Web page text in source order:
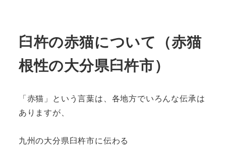
臼杵の赤猫について（赤猫
根性の大分県臼杵市）
「赤猫」という言葉は、各地方でいろんな伝承は
ありますが、
九州の大分県臼杵市に伝わる